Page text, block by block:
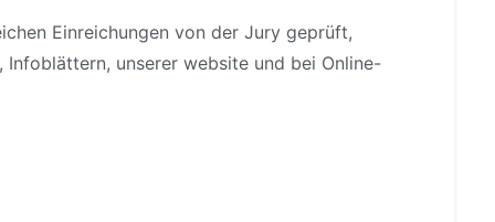
Einreichungen von der Jury geprüft,
unserer website und bei Online-